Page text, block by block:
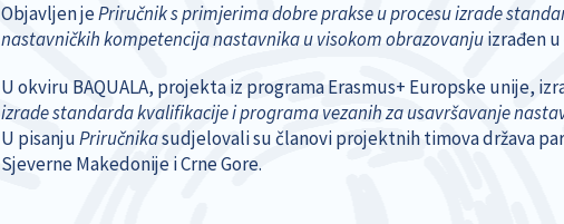
Objavljen jePriručnik s primjerima dobre prakse u procesu izrade
nastavničkih kompetencija nastavnika u visokom obrazovanjuizrađen u
U okviru BAQUALA, projekta iz programa Erasmus+ Europske unije,
izrade standarda kvalifikacije i programa vezanih za usavršavanje
U pisanjuPriručnikasudjelovali su članovi projektnih timova država
Sjeverne Makedonije i Crne Gore.